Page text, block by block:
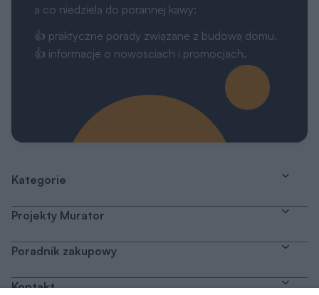
a co niedziela do porannej kawy:
👍 praktyczne porady związane z budową domu,
👍 informacje o nowościach i promocjach.
Kategorie
Projekty Murator
Poradnik zakupowy
Kontakt